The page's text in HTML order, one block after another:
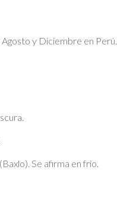
y Diciembre en Perú.
Se afirma en frio.